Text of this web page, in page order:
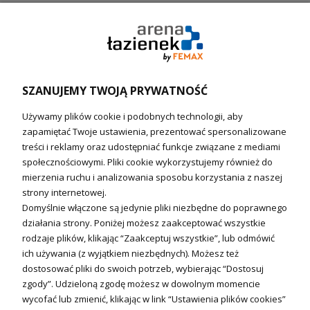
Ogrzewanie podłogowe (główne)
Technika solarna
Fotowoltanika
Sterowniki i regulatory
Nagrzewnice i kurtyny
Kuchnia i Wentylacja
Kuchnia
Zlewozmywaki
Baterie kuchenne
Młynki do odpadów
SZANUJEMY TWOJĄ PRYWATNOŚĆ
Używamy plików cookie i podobnych technologii, aby
zapamiętać Twoje ustawienia, prezentować spersonalizowane
treści i reklamy oraz udostępniać funkcje związane z mediami
społecznościowymi. Pliki cookie wykorzystujemy również do
mierzenia ruchu i analizowania sposobu korzystania z naszej
strony internetowej.
Domyślnie włączone są jedynie pliki niezbędne do poprawnego
działania strony. Poniżej możesz zaakceptować wszystkie
rodzaje plików, klikając “Zaakceptuj wszystkie”, lub odmówić
ich używania (z wyjątkiem niezbędnych). Możesz też
dostosować pliki do swoich potrzeb, wybierając “Dostosuj
zgody”. Udzieloną zgodę możesz w dowolnym momencie
wycofać lub zmienić, klikając w link “Ustawienia plików cookies”